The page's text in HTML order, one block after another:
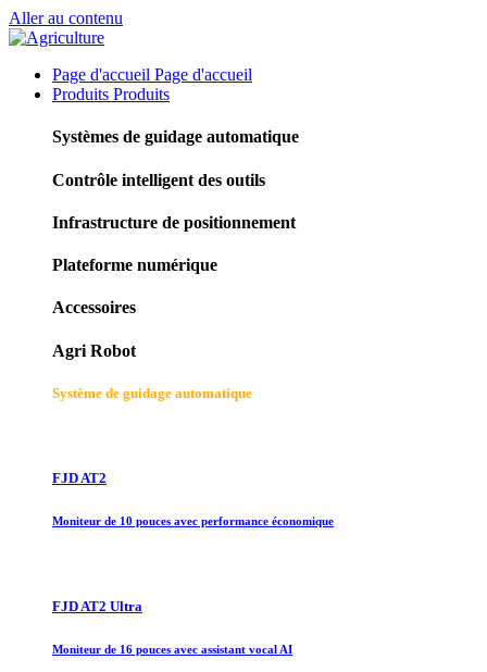
Aller au contenu
Page d'accueil Page d'accueil
Produits Produits
Systèmes de guidage automatique
Contrôle intelligent des outils
Infrastructure de positionnement
Plateforme numérique
Accessoires
Agri Robot
Système de guidage automatique
FJD AT2
Moniteur de 10 pouces avec performance économique
FJD AT2 Ultra
Moniteur de 16 pouces avec assistant vocal AI